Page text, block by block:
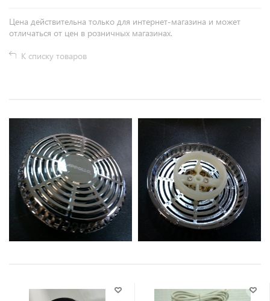
Цена действительна только для интернет-магазина и может
отличаться от цен в розничных магазинах.
К списку товаров